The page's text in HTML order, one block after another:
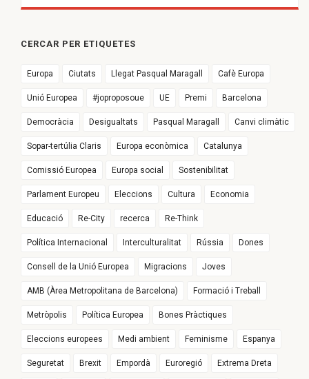
CERCAR PER ETIQUETES
Europa Ciutats Llegat Pasqual Maragall Cafè Europa
Unió Europea #joproposoue UE Premi Barcelona
Democràcia Desigualtats Pasqual Maragall Canvi climàtic
Sopar-tertúlia Claris Europa econòmica Catalunya
Comissió Europea Europa social Sostenibilitat
Parlament Europeu Eleccions Cultura Economia
Educació Re-City recerca Re-Think
Política Internacional Interculturalitat Rússia Dones
Consell de la Unió Europea Migracions Joves
AMB (Àrea Metropolitana de Barcelona) Formació i Treball
Metròpolis Política Europea Bones Pràctiques
Eleccions europees Medi ambient Feminisme Espanya
Seguretat Brexit Empordà Euroregió Extrema Dreta